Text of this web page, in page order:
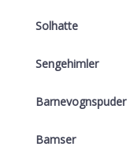
Solhatte
Sengehimler
Bamser